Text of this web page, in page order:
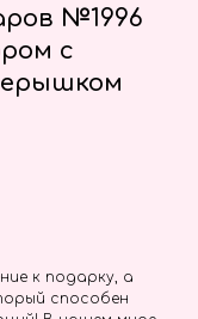
№1996
с
к подарку, а
способен